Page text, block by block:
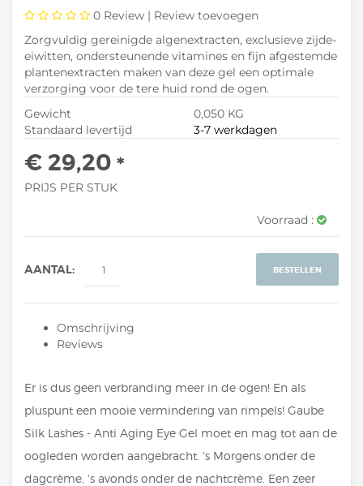
0 Review | Review toevoegen
Zorgvuldig gereinigde algenextracten, exclusieve zijde-
eiwitten, ondersteunende vitamines en fijn afgestemde
plantenextracten maken van deze gel een optimale
verzorging voor de tere huid rond de ogen.
Gewicht
0,050 KG
Standaard levertijd
3-7 werkdagen
€ 29,20 *
PRIJS PER STUK
Voorraad :
AANTAL: BESTELLEN
Omschrijving
Reviews
Er is dus geen verbranding meer in de ogen! En als
pluspunt een mooie vermindering van rimpels! Gaube
Silk Lashes - Anti Aging Eye Gel moet en mag tot aan de
oogleden worden aangebracht. 's Morgens onder de
dagcrème, 's avonds onder de nachtcrème. Een zeer